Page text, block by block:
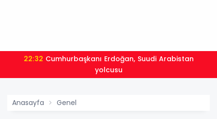
22:32
yolcusu
Anasayfa Genel